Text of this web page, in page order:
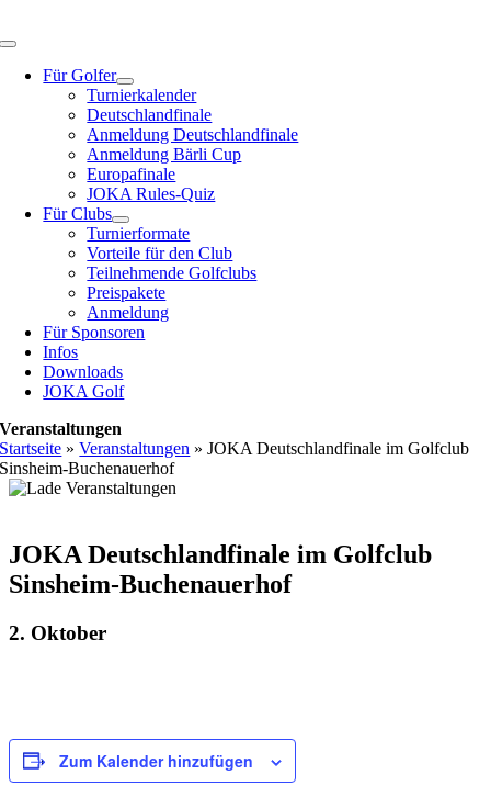
Inhalt
Toggle
NavigationFür Golfer
Turnierkalender
Deutschlandfinale
Anmeldung Deutschlandfinale
Anmeldung Bärli Cup
Europafinale
JOKA Rules-Quiz
Für Clubs
Turnierformate
Vorteile für den Club
Teilnehmende Golfclubs
Preispakete
Anmeldung
Für Sponsoren
Infos
Downloads
JOKA Golf
Veranstaltungen
Startseite »Veranstaltungen »JOKA Deutschlandfinale im Golfclub
Sinsheim-Buchenauerhof
JOKA Deutschlandfinale im Golfclub
Sinsheim-Buchenauerhof
2. Oktober
Zum Kalender hinzufügen